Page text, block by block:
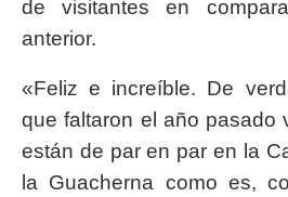
de visitantes en
anterior.
«Feliz e increíble. De
que faltaron el año pasado
están de par en par en la
la Guacherna como es,